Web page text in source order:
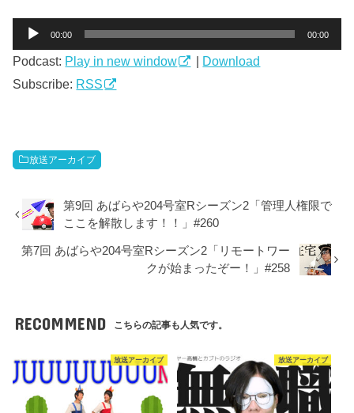
プ
レ
00:00 00:00
Podcast: Play in new window
Download
Subscribe: RSS
放送アーカイブ
第9回 あばらや204号室Rシーズン2「管理人権限で
ここを解散します！！」#260
第7回 あばらや204号室Rシーズン2「リモートワー
クが始まったぞー！」#258
RECOMMEND こちらの記事も人気です。
放送アーカイブ 放送アーカイブ